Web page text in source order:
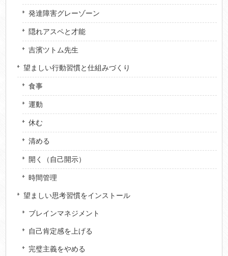
発達障害グレーゾーン
隠れアスペと才能
吉濱ツトム先生
望ましい行動習慣と仕組みづくり
食事
運動
休む
清める
開く（自己開示）
時間管理
望ましい思考習慣をインストール
ブレインマネジメント
自己肯定感を上げる
完璧主義をやめる